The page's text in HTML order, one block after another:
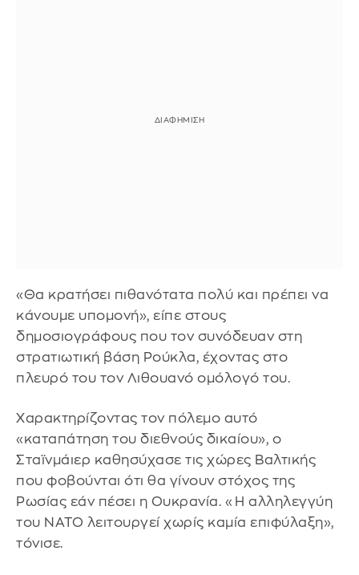
«Θα κρατήσει πιθανότατα πολύ και πρέπει να
κάνουμε υπομονή», είπε στους
δημοσιογράφους που τον συνόδευαν στη
στρατιωτική βάση Ρούκλα, έχοντας στο
πλευρό του τον Λιθουανό ομόλογό του.
Χαρακτηρίζοντας τον πόλεμο αυτό
«καταπάτηση του διεθνούς δικαίου», ο
Σταϊνμάιερ καθησύχασε τις χώρες Βαλτικής
που φοβούνται ότι θα γίνουν στόχος της
Ρωσίας εάν πέσει η Ουκρανία. «Η αλληλεγγύη
του ΝΑΤΟ λειτουργεί χωρίς καμία επιφύλαξη»,
τόνισε.